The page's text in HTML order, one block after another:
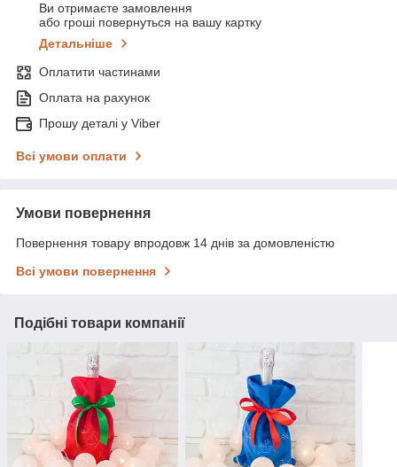
Ви отримаєте замовлення
або гроші повернуться на вашу картку
Детальніше
Оплатити частинами
Оплата на рахунок
Прошу деталі у Viber
Всі умови оплати
Умови повернення
Повернення товару впродовж 14 днів за домовленістю
Всі умови повернення
Подібні товари компанії